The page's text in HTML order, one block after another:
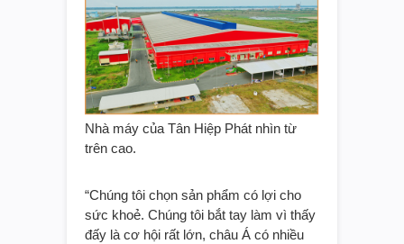
Nhà máy của Tân Hiệp Phát nhìn từ
trên cao.
“Chúng tôi chọn sản phẩm có lợi cho
sức khoẻ. Chúng tôi bắt tay làm vì thấy
đấy là cơ hội rất lớn, châu Á có nhiều